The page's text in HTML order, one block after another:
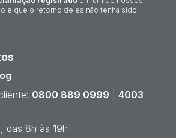
e que o retorno deles não tenha sido
0800 889 0999
4003
das 8h às 19h